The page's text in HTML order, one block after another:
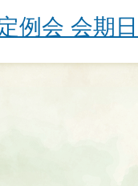
例会 会期